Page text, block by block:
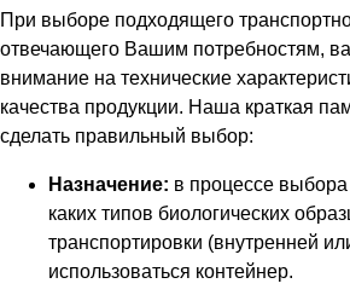
При выборе подходящего
отвечающего Вашим потребностям,
внимание на технические
качества продукции. Наша краткая
сделать правильный выбор:
Назначение: в процессе
каких типов биологических
транспортировки (внутренней
использоваться контейнер.